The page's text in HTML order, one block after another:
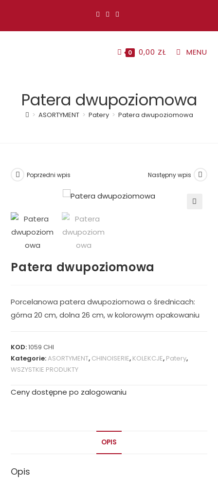
0 0,00 ZŁ MENU
Patera dwupoziomowa
> ASORTYMENT > Patery > Patera dwupoziomowa
Poprzedni wpis Następny wpis
Patera dwupoziomowa
Porcelanowa patera dwupoziomowa o średnicach:
górna 20 cm, dolna 26 cm, w kolorowym opakowaniu
KOD:1059 CHI
Kategorie:ASORTYMENT, CHINOISERIE, KOLEKCJE, Patery,
WSZYSTKIE PRODUKTY
Ceny dostępne po zalogowaniu
OPIS
Opis